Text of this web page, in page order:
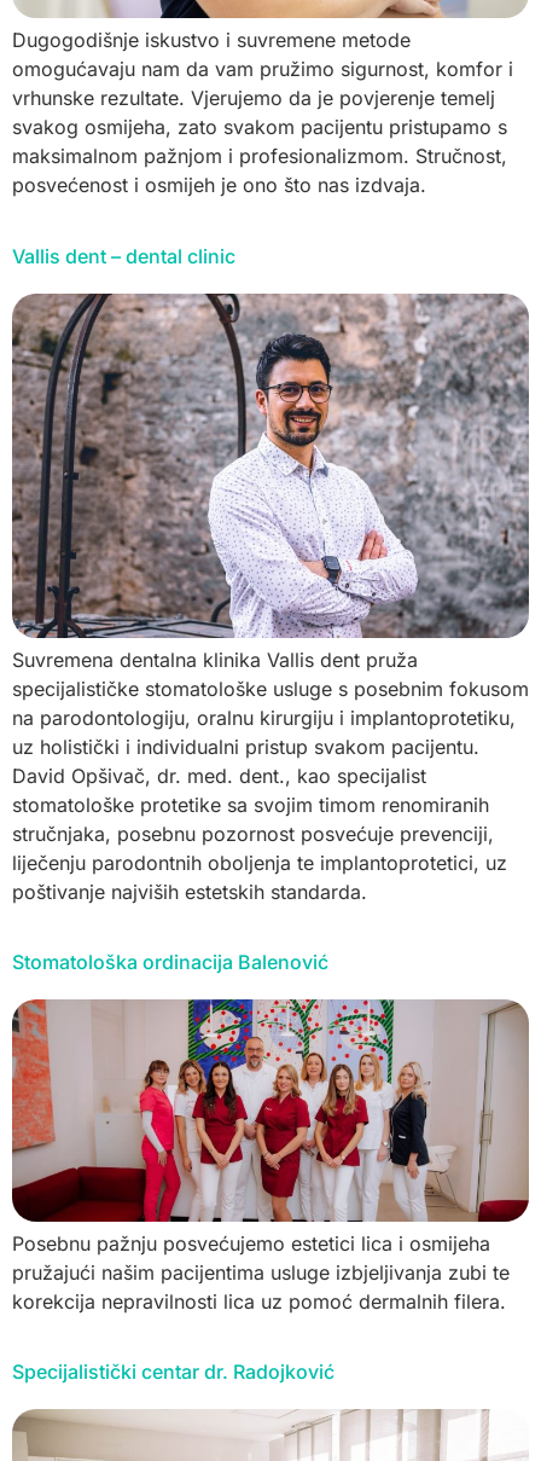
Dugogodišnje iskustvo i suvremene metode
omogućavaju nam da vam pružimo sigurnost, komfor i
vrhunske rezultate. Vjerujemo da je povjerenje temelj
svakog osmijeha, zato svakom pacijentu pristupamo s
maksimalnom pažnjom i profesionalizmom. Stručnost,
posvećenost i osmijeh je ono što nas izdvaja.
Vallis dent – dental clinic
Suvremena dentalna klinika Vallis dent pruža
specijalističke stomatološke usluge s posebnim fokusom
na parodontologiju, oralnu kirurgiju i implantoprotetiku,
uz holistički i individualni pristup svakom pacijentu.
David Opšivač, dr. med. dent., kao specijalist
stomatološke protetike sa svojim timom renomiranih
stručnjaka, posebnu pozornost posvećuje prevenciji,
liječenju parodontnih oboljenja te implantoprotetici, uz
poštivanje najviših estetskih standarda.
Stomatološka ordinacija Balenović
Posebnu pažnju posvećujemo estetici lica i osmijeha
pružajući našim pacijentima usluge izbjeljivanja zubi te
korekcija nepravilnosti lica uz pomoć dermalnih filera.
Specijalistički centar dr. Radojković